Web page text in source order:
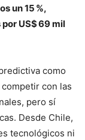
un 15 %,
US$ 69 mil
como
competir con las
pero sí
Desde Chile,
tecnológicos ni